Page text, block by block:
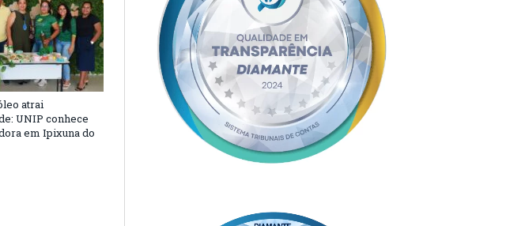
atrai
UNIP conhece
em Ipixuna do